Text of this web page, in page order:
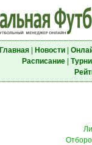
Главная| Новости|
Расписание|